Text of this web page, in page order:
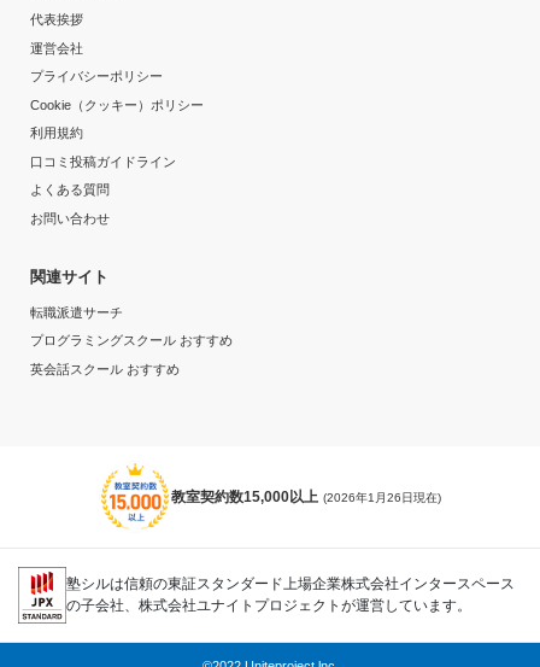
代表挨拶
運営会社
プライバシーポリシー
Cookie（クッキー）ポリシー
利用規約
口コミ投稿ガイドライン
よくある質問
お問い合わせ
関連サイト
転職派遣サーチ
プログラミングスクール おすすめ
英会話スクール おすすめ
教室契約数15,000以上 (2026年1月26日現在)
塾シルは信頼の東証スタンダード上場企業株式会社インタースペース
の子会社、株式会社ユナイトプロジェクトが運営しています。